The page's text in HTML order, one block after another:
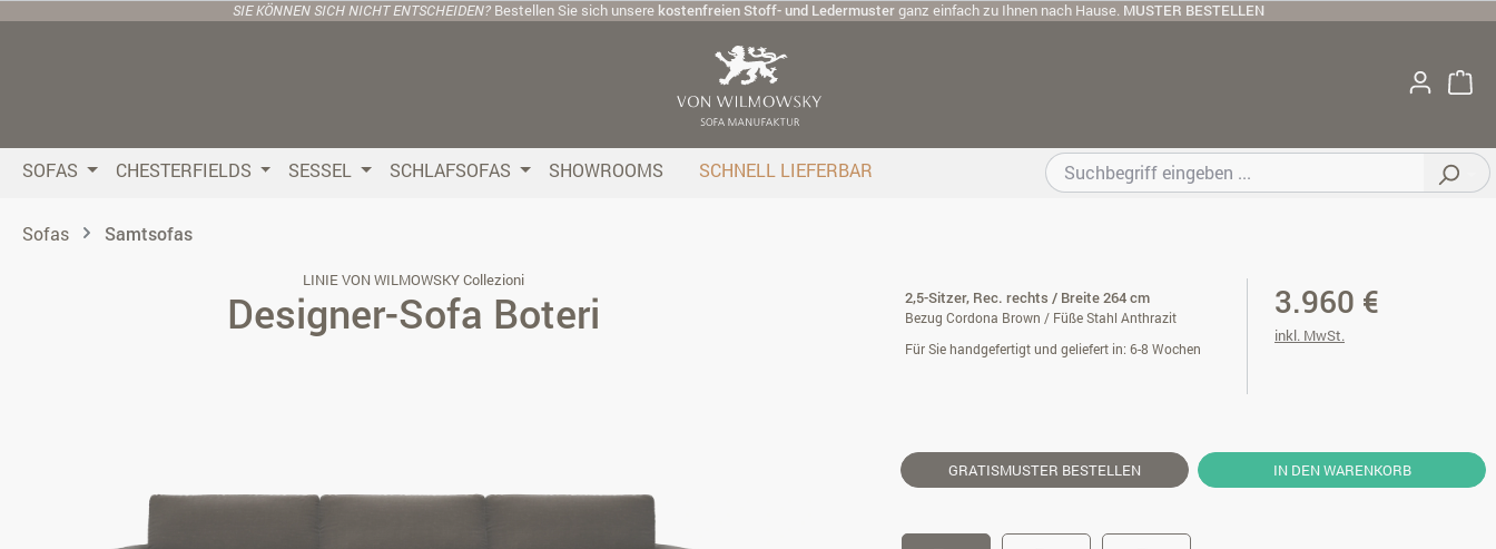
Hauptinhalt springen
Zur Suche springen
Zur Hauptnavigation springen
SIE KÖNNEN SICH NICHT ENTSCHEIDEN? Bestellen Sie sich unsere kostenfreien Stoff- und Ledermusterganz einfach zu Ihnen nach Hause. MUSTER BESTELLEN
SOFAS CHESTERFIELDS SESSEL SCHLAFSOFAS SHOWROOMS SCHNELL LIEFERBAR
Sofas Samtsofas
LINIE VON WILMOWSKY Collezioni
Designer-Sofa Boteri 2,5-Sitzer, Rec. rechts / Breite 264 cm
Bezug Cordona Brown / Füße Stahl Anthrazit
Für Sie handgefertigt und geliefert in: 6-8 Wochen
3.960 €
inkl. MwSt.
GRATISMUSTER BESTELLEN IN DEN WARENKORB